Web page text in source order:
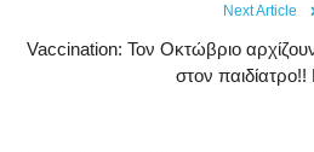
Next Article
Vaccination: Τον Οκτώβριο
στον